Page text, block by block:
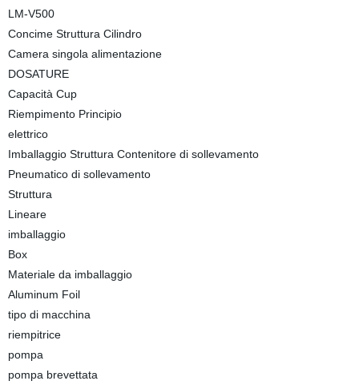
LM-V500
Concime Struttura Cilindro
Camera singola alimentazione
DOSATURE
Capacità Cup
Riempimento Principio
elettrico
Imballaggio Struttura Contenitore di sollevamento
Pneumatico di sollevamento
Struttura
Lineare
imballaggio
Box
Materiale da imballaggio
Aluminum Foil
tipo di macchina
riempitrice
pompa
pompa brevettata